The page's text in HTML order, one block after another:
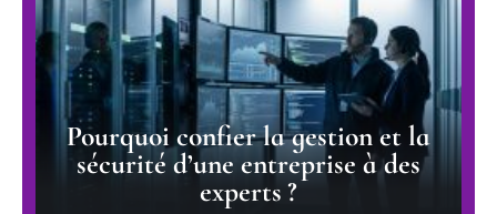
Pourquoi confier la gestion et la
sécurité d’une entreprise à des
experts ?